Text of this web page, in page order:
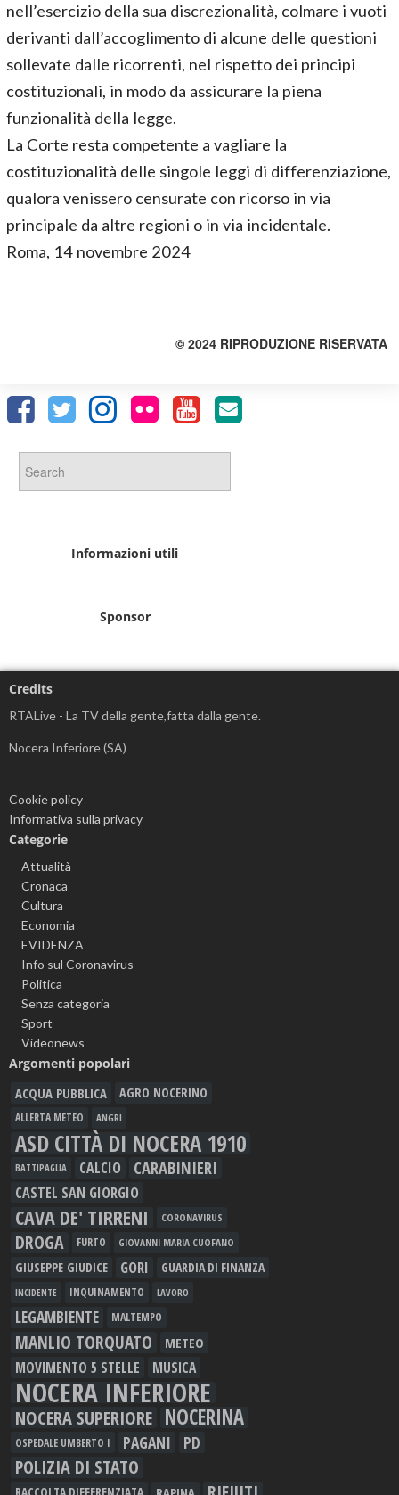
nell’esercizio della sua discrezionalità, colmare i vuoti
derivanti dall’accoglimento di alcune delle questioni
sollevate dalle ricorrenti, nel rispetto dei principi
costituzionali, in modo da assicurare la piena
funzionalità della legge.
La Corte resta competente a vagliare la
costituzionalità delle singole leggi di differenziazione,
qualora venissero censurate con ricorso in via
principale da altre regioni o in via incidentale.
Roma, 14 novembre 2024
© 2024 RIPRODUZIONE RISERVATA
Informazioni utili
Sponsor
Credits
RTALive - La TV della gente,fatta dalla gente.
Nocera Inferiore (SA)
Cookie policy
Informativa sulla privacy
Categorie
Attualità
Cronaca
Cultura
Economia
EVIDENZA
Info sul Coronavirus
Politica
Senza categoria
Sport
Videonews
Argomenti popolari
ACQUA PUBBLICA AGRO NOCERINO
ALLERTA METEO ANGRI
ASD CITTÀ DI NOCERA 1910
BATTIPAGLIA CALCIO CARABINIERI
CASTEL SAN GIORGIO
CAVA DE' TIRRENI CORONAVIRUS
DROGA FURTO GIOVANNI MARIA CUOFANO
GIUSEPPE GIUDICE GORI GUARDIA DI FINANZA
INCIDENTE INQUINAMENTO LAVORO
LEGAMBIENTE MALTEMPO
MANLIO TORQUATO METEO
MOVIMENTO 5 STELLE MUSICA
NOCERA INFERIORE
NOCERA SUPERIORE NOCERINA
OSPEDALE UMBERTO I PAGANI PD
POLIZIA DI STATO